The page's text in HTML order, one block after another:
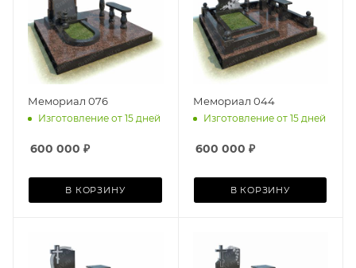
Мемориал 076
Изготовление от 15 дней
600 000 ₽
В КОРЗИНУ
Мемориал 044
Изготовление от 15 дней
600 000 ₽
В КОРЗИНУ